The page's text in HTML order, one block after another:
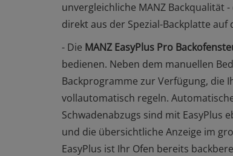
unvergleichliche MANZ Backqualität
direkt aus der Spezial-Backplatte auf
- Die MANZ EasyPlus Pro
bedienen. Neben dem manuellen
Backprogramme zur Verfügung, die
vollautomatisch regeln.
Schwadenabzugs sind mit EasyPlus
und die übersichtliche Anzeige im
EasyPlus ist Ihr Ofen bereits